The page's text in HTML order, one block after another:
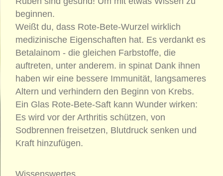
beginnen.
Weißt du, dass Rote-Bete-Wurzel wirklich
medizinische Eigenschaften hat. Es verdankt es
Betalainom - die gleichen Farbstoffe, die
auftreten, unter anderem. in spinat Dank ihnen
haben wir eine bessere Immunität, langsameres
Altern und verhindern den Beginn von Krebs.
Ein Glas Rote-Bete-Saft kann Wunder wirken:
Es wird vor der Arthritis schützen, von
Sodbrennen freisetzen, Blutdruck senken und
Kraft hinzufügen.
Wissenswertes